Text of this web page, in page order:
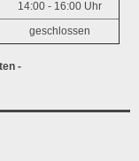
14:00 - 16:00 Uhr
geschlossen
-